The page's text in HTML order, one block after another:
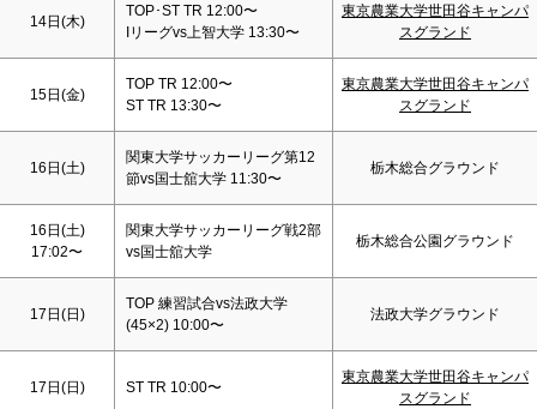
14日(木)
TOP･ST TR 12:00〜
Iリーグvs上智大学 13:30〜
東京農業大学世田谷キャンパ
スグランド
15日(金)
TOP TR 12:00〜
ST TR 13:30〜
東京農業大学世田谷キャンパ
スグランド
16日(土)
関東大学サッカーリーグ第12
節vs国士舘大学 11:30〜
栃木総合グラウンド
16日(土)
17:02〜
関東大学サッカーリーグ戦2部
vs国士舘大学
栃木総合公園グラウンド
17日(日)
TOP 練習試合vs法政大学
(45×2) 10:00〜
法政大学グラウンド
17日(日) ST TR 10:00〜
東京農業大学世田谷キャンパ
スグランド